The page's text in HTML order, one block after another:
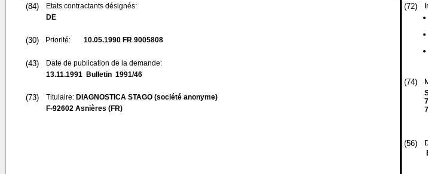
(84)
Etats contractants désignés:
DE
(30) Priorité: 10.05.1990 FR 9005808
(43)
Date de publication de la demande:
13.11.1991 Bulletin 1991/46
(73) Titulaire: DIAGNOSTICA STAGO (société anonyme)
F-92602 Asnières (FR)
(72)
(74)
(56)